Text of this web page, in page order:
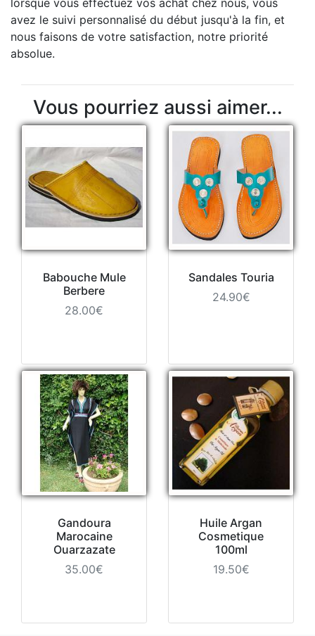
avez le suivi personnalisé du début jusqu'à la fin, et
nous faisons de votre satisfaction, notre priorité
absolue.
Vous pourriez aussi aimer...
Babouche Mule
Berbere
28.00€
Sandales Touria
24.90€
Gandoura
Marocaine
Ouarzazate
35.00€
Huile Argan
Cosmetique
100ml
19.50€